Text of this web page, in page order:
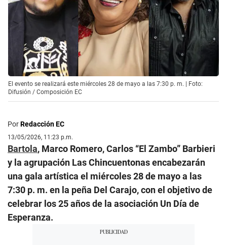
El evento se realizará este miércoles 28 de mayo a las 7:30 p. m. | Foto:
Difusión / Composición EC
PorRedacción EC
13/05/2026, 11:23 p.m.
Bartola, Marco Romero, Carlos “El Zambo” Barbieri
y la agrupación Las Chincuentonas encabezarán
una gala artística el miércoles 28 de mayo a las
7:30 p. m. en la peña Del Carajo, con el objetivo de
celebrar los 25 años de la asociación Un Día de
Esperanza.